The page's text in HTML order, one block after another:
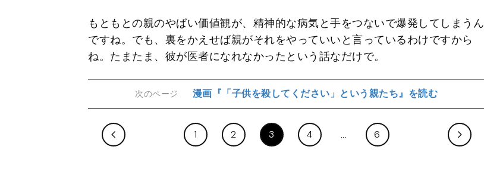
もともとの親のやばい価値観が、精神的な病気と手をつないで爆発してしまうん
ですね。でも、裏をかえせば親がそれをやっていいと言っているわけですから
ね。たまたま、彼が医者になれなかったという話なだけで。
次のページ 漫画『「子供を殺してください」という親たち』を読む
1 2 3 4 6